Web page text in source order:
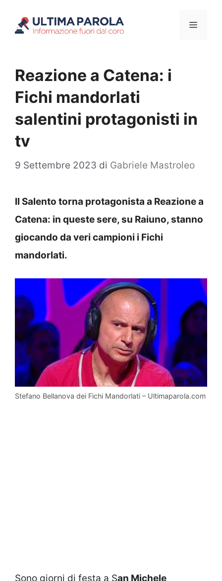
Menu
Reazione a Catena: i
Fichi mandorlati
salentini protagonisti in
tv
9 Settembre 2023 di Gabriele Mastroleo
Il Salento torna protagonista a Reazione a
Catena: in queste sere, su Raiuno, stanno
giocando da veri campioni i Fichi
mandorlati.
Stefano Bellanova dei Fichi Mandorlati – Ultimaparola.com
Sono giorni di festa a San Michele